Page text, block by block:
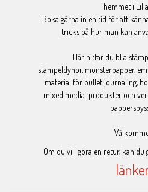
hemmet i
Boka gärna in en tid för att
tricks på hur man kan
Här hittar du bl a
stämpeldynor, mönsterpapper,
material för bullet journaling,
mixed media-produkter och
Om du vill göra en retur, kan du